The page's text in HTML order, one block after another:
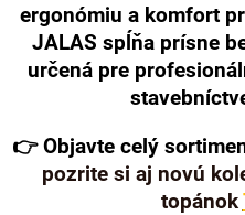
ergonómiu a komfort
JALAS spĺňa prísne
určená pre
👉Objavte celý
pozrite si aj novú
topánok